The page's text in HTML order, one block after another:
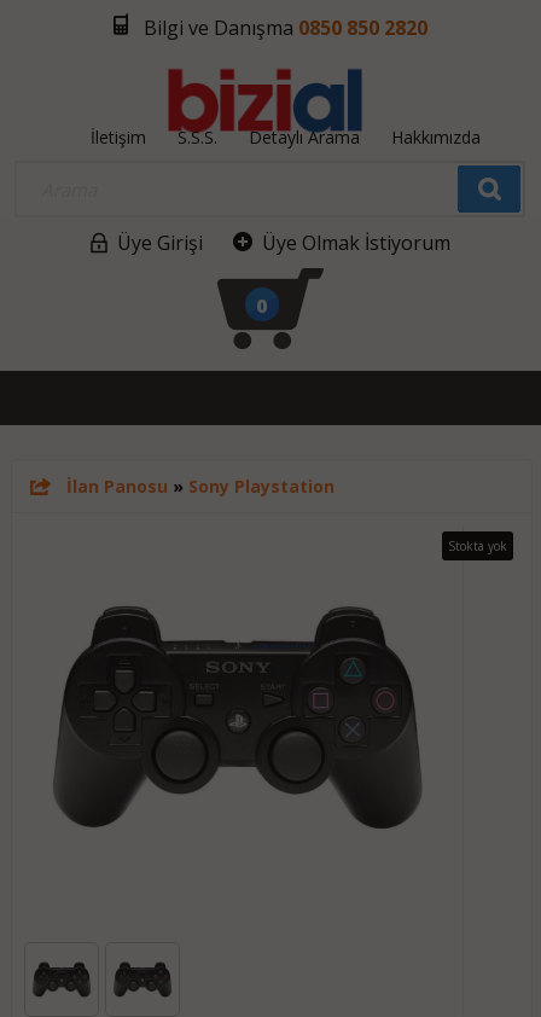
Bilgi ve Danışma 0850 850 2820
İletişim S.S.S. Detaylı Arama Hakkımızda
Üye Girişi Üye Olmak İstiyorum
0
İlan Panosu » Sony Playstation
Stokta yok